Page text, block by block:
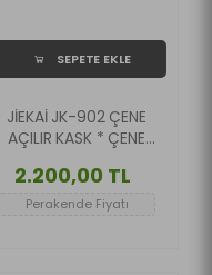
SEPETE EKLE
JİEKAİ JK-902 ÇENE
AÇILIR KASK * ÇENE
TURUNCU
2.200,00 TL
Perakende Fiyatı